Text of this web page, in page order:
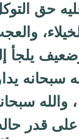
حق
يلجأ
سبحانه
، والله
على قدر